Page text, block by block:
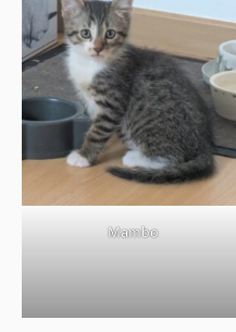
NOUS AIDER
CONTACT
BOUTIQUE
FORUM
Mambo